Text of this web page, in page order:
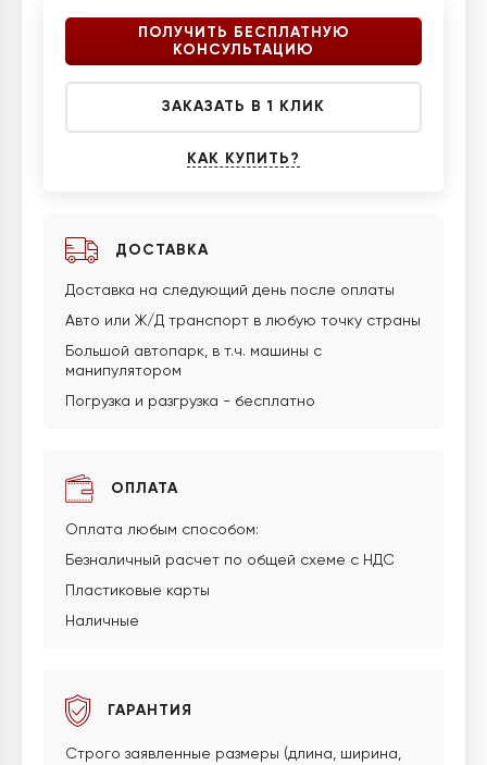
ПОЛУЧИТЬ БЕСПЛАТНУЮ
КОНСУЛЬТАЦИЮ
ЗАКАЗАТЬ В 1 КЛИК
КАК КУПИТЬ?
ДОСТАВКА
Доставка на следующий день после оплаты
Авто или Ж/Д транспорт в любую точку страны
Большой автопарк, в т.ч. машины с
манипулятором
Погрузка и разгрузка - бесплатно
ОПЛАТА
Оплата любым способом:
Безналичный расчет по общей схеме с НДС
Пластиковые карты
Наличные
ГАРАНТИЯ
Строго заявленные размеры (длина, ширина,